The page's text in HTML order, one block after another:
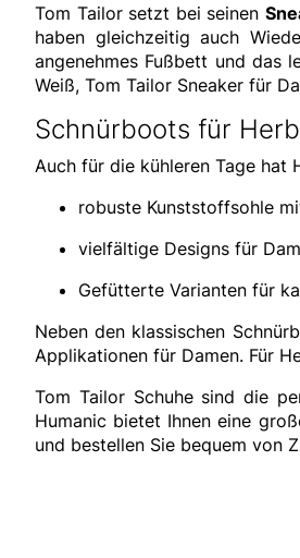
Tom Tailor setzt bei seinen
haben gleichzeitig auch
angenehmes Fußbett und das
Weiß, Tom Tailor Sneaker für
Schnürboots für
Auch für die kühleren Tage hat
robuste Kunststoffsohle
vielfältige Designs für
Gefütterte Varianten für
Neben den klassischen
Applikationen für Damen. Für
Tom Tailor Schuhe sind die
Humanic bietet Ihnen eine
und bestellen Sie bequem von